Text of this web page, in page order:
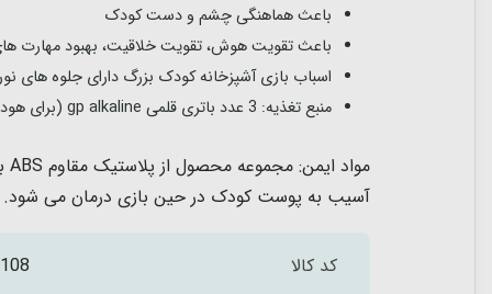
باعث هماهنگی چشم و دست کودک
باعث تقویتهوش، تقویت خلاقیت، بهبود
اسباب بازی آشپزخانه کودک بزرگ دارای جلوه های
منبع تغذیه: 3 عدد باتری قلمی gp alkaline (برای هود)، 3 عدد باتری قلمی gp alkaline (برای اجاق گاز)، 3 عدد باتری قلمی gp alkaline (برای سینک)
آسیب به پوست کودک در حین بازی درمان می شود.
کد کالا